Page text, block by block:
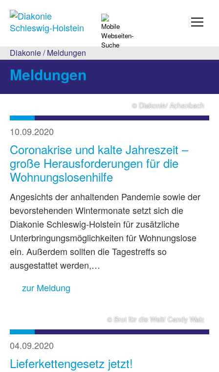
Diakonie/Meldungen
Meldungen
© Diakonie/ Achenbach
10.09.2020
Coronakrise und kalte Jahreszeit –
große Herausforderungen für die
Wohnungslosenhilfe
Angesichts der anhaltenden Pandemie sowie der
bevorstehenden Wintermonate setzt sich die
Diakonie Schleswig-Holstein für zusätzliche
Unterbringungsmöglichkeiten für Wohnungslose
ein. Außerdem sollten die Tagestreffs so
ausgestattet werden,…
zur Meldung
© Brot für die Welt/ Candy Walz
04.09.2020
Lieferkettengesetz jetzt!